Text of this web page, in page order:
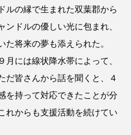
ルの縁で生まれた双葉郡から
ドルの優しい光に包まれ、
将来の夢も添えられた。
には線状降水帯によって、
だ皆さんから話を聞くと、４
を持って対応できたことが分
れからも支援活動を続けてい